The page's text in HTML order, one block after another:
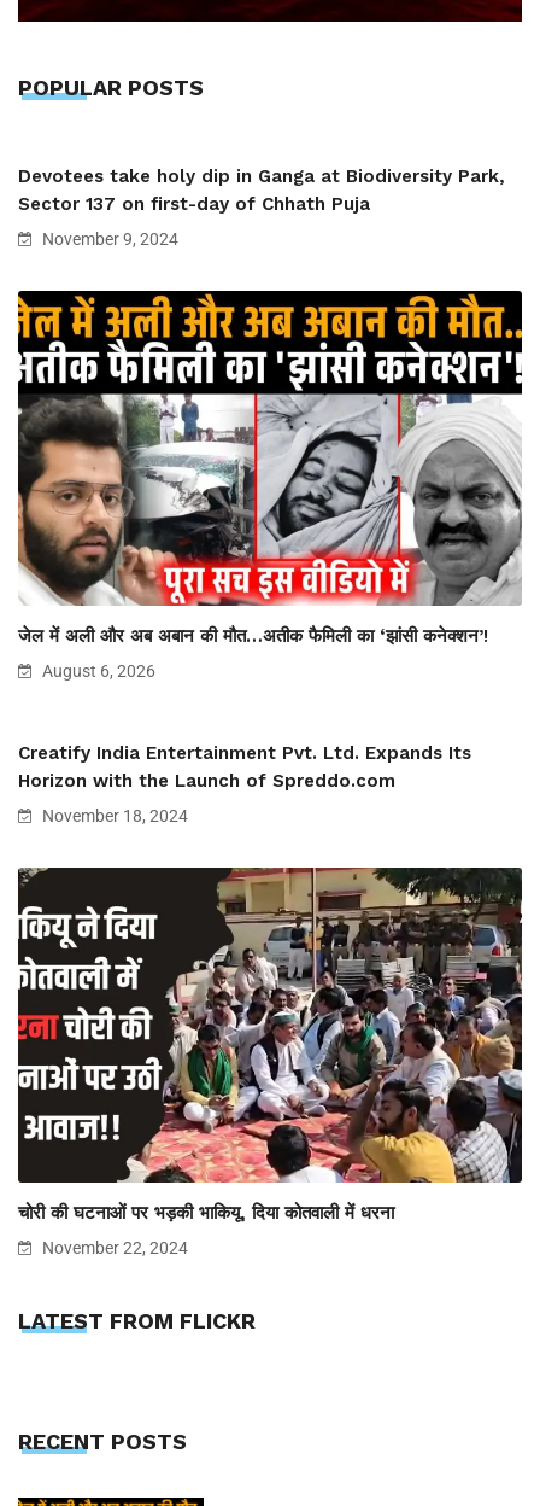
POPULAR POSTS
Devotees take holy dip in Ganga at Biodiversity Park,
Sector 137 on first-day of Chhath Puja
November 9, 2024
जेल में अली और अब अबान की मौत…अतीक फैमिली का ‘झांसी कनेक्शन’!
August 6, 2026
Creatify India Entertainment Pvt. Ltd. Expands Its
Horizon with the Launch of Spreddo.com
November 18, 2024
चोरी की घटनाओं पर भड़की भाकियू, दिया कोतवाली में धरना
November 22, 2024
LATEST FROM FLICKR
RECENT POSTS